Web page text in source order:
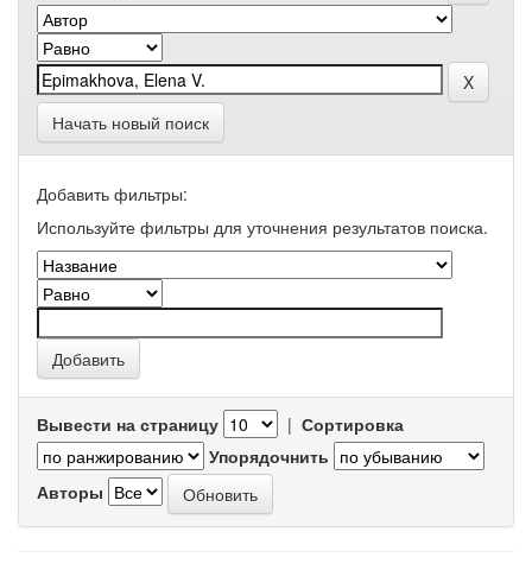
Начать новый поиск
Добавить фильтры:
Используйте фильтры для уточнения результатов поиска.
Вывести на страницу | Сортировка
Упорядочнить
Авторы